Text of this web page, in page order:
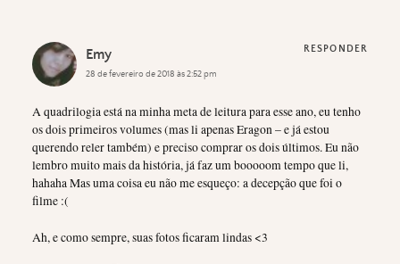
Emy
28 de fevereiro de 2018 às 2:52 pm
A quadrilogia está na minha meta de leitura para esse ano, eu tenho
os dois primeiros volumes (mas li apenas Eragon – e já estou
querendo reler também) e preciso comprar os dois últimos. Eu não
lembro muito mais da história, já faz um booooom tempo que li,
hahaha Mas uma coisa eu não me esqueço: a decepção que foi o
filme :(
Ah, e como sempre, suas fotos ficaram lindas <3
RESPONDER